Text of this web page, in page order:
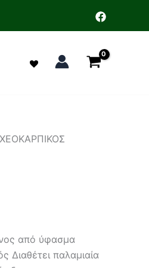
από ύφασμα
Διαθέτει παλαμιαία